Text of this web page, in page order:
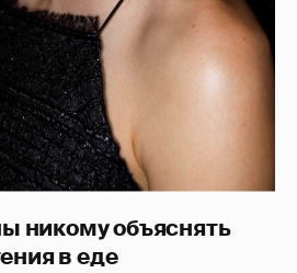
никому объяснять
в еде